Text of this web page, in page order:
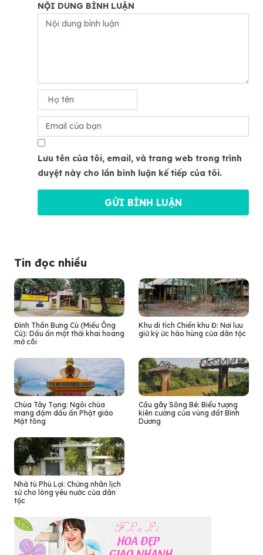
NỘI DUNG BÌNH LUẬN
Lưu tên của tôi, email, và trang web trong trình
duyệt này cho lần bình luận kế tiếp của tôi.
Tin đọc nhiều
Đình Thần Bưng Cù (Miếu Ông
Cù): Dấu ấn một thời khai hoang
mở cõi
Khu di tích Chiến khu Đ: Nơi lưu
giữ ký ức hào hùng của dân tộc
Chùa Tây Tạng: Ngôi chùa
mang đậm dấu ấn Phật giáo
Mật tông
Cầu gãy Sông Bé: Biểu tượng
kiên cường của vùng đất Bình
Dương
Nhà tù Phú Lợi: Chứng nhân lịch
sử cho lòng yêu nước của dân
tộc